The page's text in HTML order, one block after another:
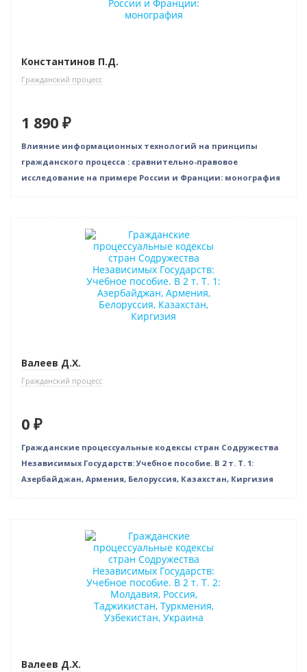
Константинов П.Д.
Гражданский процесс
1 890 ₽
Влияние информационных технологий на принципы
гражданского процесса : сравнительно-правовое
исследование на примере России и Франции: монография
Нет в наличии
Валеев Д.Х.
Гражданский процесс
0 ₽
Гражданские процессуальные кодексы стран Содружества
Независимых Государств: Учебное пособие. В 2 т. Т. 1:
Азербайджан, Армения, Белоруссия, Казахстан, Киргизия
Нет в наличии
Валеев Д.Х.